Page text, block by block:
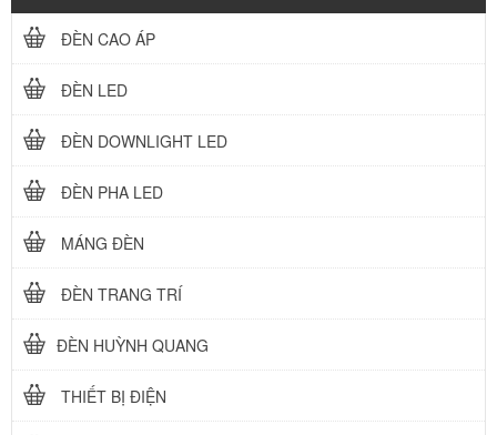
ĐÈN CAO ÁP
ĐÈN LED
ĐÈN DOWNLIGHT LED
ĐÈN PHA LED
MÁNG ĐÈN
ĐÈN TRANG TRÍ
ĐÈN HUỲNH QUANG
THIẾT BỊ ĐIỆN